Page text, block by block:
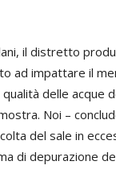
il distretto
ad impattare il
qualità delle acque
Noi –
del sale in
di depurazione